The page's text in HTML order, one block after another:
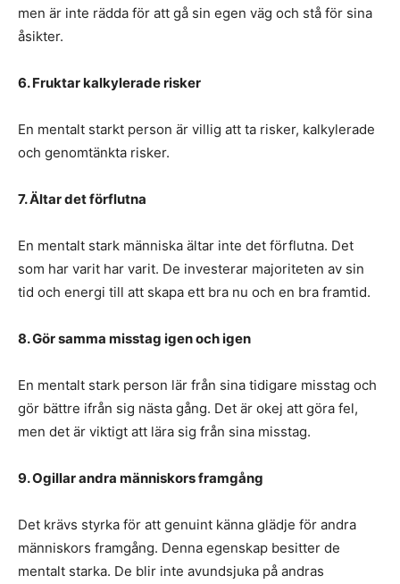
men är inte rädda för att gå sin egen väg och stå för sina
åsikter.
6. Fruktar kalkylerade risker
En mentalt starkt person är villig att ta risker, kalkylerade
och genomtänkta risker.
7. Ältar det förflutna
En mentalt stark människa ältar inte det förflutna. Det
som har varit har varit. De investerar majoriteten av sin
tid och energi till att skapa ett bra nu och en bra framtid.
8. Gör samma misstag igen och igen
En mentalt stark person lär från sina tidigare misstag och
gör bättre ifrån sig nästa gång. Det är okej att göra fel,
men det är viktigt att lära sig från sina misstag.
9. Ogillar andra människors framgång
Det krävs styrka för att genuint känna glädje för andra
människors framgång. Denna egenskap besitter de
mentalt starka. De blir inte avundsjuka på andras